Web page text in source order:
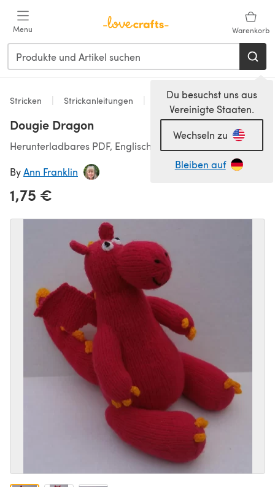
Menu Warenkorb
Du besuchst uns aus
Vereinigte Staaten.
Wechseln zu
Bleiben auf
Stricken Strickanleitungen Spielzeug
Dougie Dragon
Herunterladbares PDF, Englisch
ByAnn Franklin
1,75 €